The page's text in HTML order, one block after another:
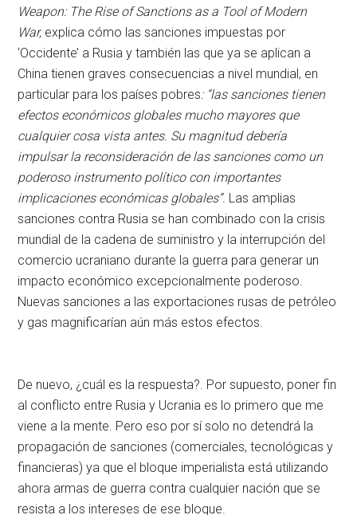
Weapon: The Rise of Sanctions as a Tool of Modern
War,explica cómo las sanciones impuestas por
‘Occidente’ a Rusia y también las que ya se aplican a
China tienen graves consecuencias a nivel mundial, en
particular para los países pobres: “las sanciones tienen
efectos económicos globales mucho mayores que
cualquier cosa vista antes. Su magnitud debería
impulsar la reconsideración de las sanciones como un
poderoso instrumento político con importantes
implicaciones económicas globales”. Las amplias
sanciones contra Rusia se han combinado con la crisis
mundial de la cadena de suministro y la interrupción del
comercio ucraniano durante la guerra para generar un
impacto económico excepcionalmente poderoso.
Nuevas sanciones a las exportaciones rusas de petróleo
y gas magnificarían aún más estos efectos.
De nuevo, ¿cuál es la respuesta?. Por supuesto, poner fin
al conflicto entre Rusia y Ucrania es lo primero que me
viene a la mente. Pero eso por sí solo no detendrá la
propagación de sanciones (comerciales, tecnológicas y
financieras) ya que el bloque imperialista está utilizando
ahora armas de guerra contra cualquier nación que se
resista a los intereses de ese bloque.